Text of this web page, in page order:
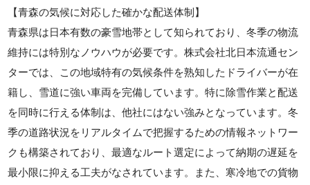
【青森の気候に対応した確かな配送体制】
青森県は日本有数の豪雪地帯として知られており、冬季の物流
維持には特別なノウハウが必要です。株式会社北日本流通セン
ターでは、この地域特有の気候条件を熟知したドライバーが在
籍し、雪道に強い車両を完備しています。特に除雪作業と配送
を同時に行える体制は、他社にはない強みとなっています。冬
季の道路状況をリアルタイムで把握するための情報ネットワー
クも構築されており、最適なルート選定によって納期の遅延を
最小限に抑える工夫がなされています。また、寒冷地での貨物